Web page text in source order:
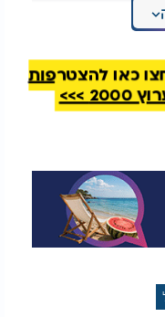
שניר גואטה
כאן להצטרפות
>>>